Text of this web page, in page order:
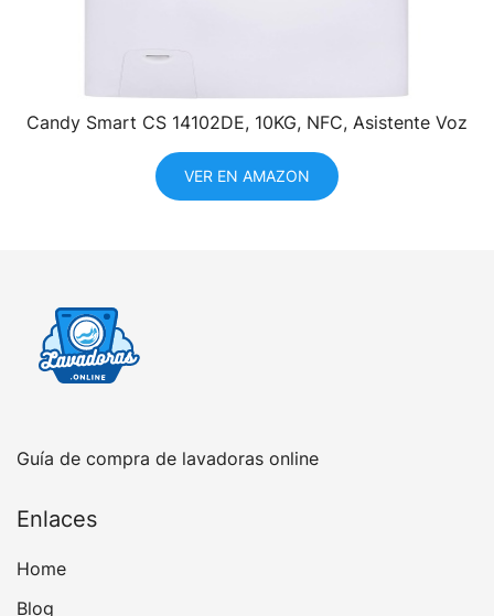
Candy Smart CS 14102DE, 10KG, NFC, Asistente Voz
VER EN AMAZON
Guía de compra de lavadoras online
Enlaces
Home
Blog